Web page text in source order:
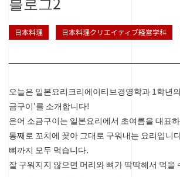
日本料理 日本料理クリエイティブ経営学科
오늘은 일본요리크리에이티브경영학과 1학년
금구이'를 소개합니다!
은어 소금구이는 일본요리에서 초여름을 대표
통째로 꼬치에 꽂아 그대로 구워내는 요리입니
뼈까지 모두 먹습니다.
잘 구워지지 않으면 머리와 뼈가 딱딱해서 먹을